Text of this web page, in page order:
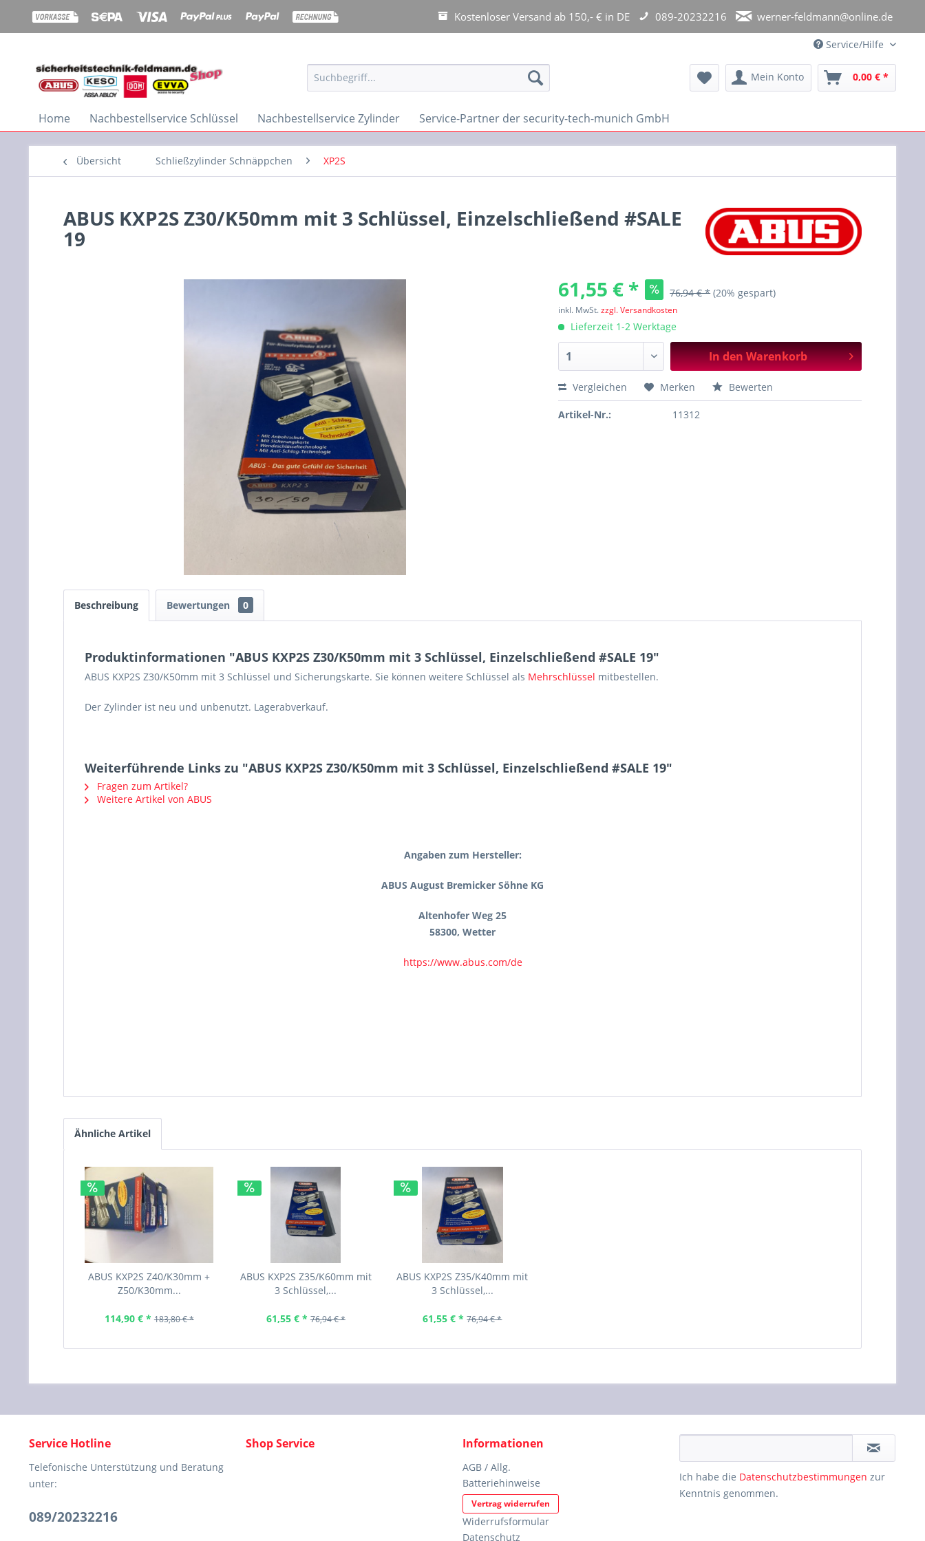
Kostenloser Versand ab 150,- € in DE 089-20232216 werner-feldmann@online.de
Service/Hilfe
Mein Konto 0,00 € *
Home Nachbestellservice Schlüssel Nachbestellservice Zylinder Service-Partner der security-tech-munich GmbH
Übersicht Schließzylinder Schnäppchen XP2S
ABUS KXP2S Z30/K50mm mit 3 Schlüssel, Einzelschließend #SALE
19
61,55 € *
76,94 € * (20% gespart)
inkl. MwSt.zzgl. Versandkosten
Lieferzeit 1-2 Werktage
In denWarenkorb
Vergleichen Merken Bewerten
Artikel-Nr.: 11312
Beschreibung Bewertungen 0
Produktinformationen "ABUS KXP2S Z30/K50mm mit 3 Schlüssel, Einzelschließend #SALE 19"
ABUS KXP2S Z30/K50mm mit 3 Schlüssel und Sicherungskarte. Sie können weitere Schlüssel als Mehrschlüssel mitbestellen.
Der Zylinder ist neu und unbenutzt. Lagerabverkauf.
Weiterführende Links zu "ABUS KXP2S Z30/K50mm mit 3 Schlüssel, Einzelschließend #SALE 19"
Fragen zum Artikel?
Weitere Artikel von ABUS
Angaben zum Hersteller:
ABUS August Bremicker Söhne KG
Altenhofer Weg 25
58300, Wetter
https://www.abus.com/de
Ähnliche Artikel
ABUS KXP2S Z40/K30mm +
Z50/K30mm...
114,90 € * 183,80 € *
ABUS KXP2S Z35/K60mm mit
3 Schlüssel,...
61,55 € * 76,94 € *
ABUS KXP2S Z35/K40mm mit
3 Schlüssel,...
61,55 € * 76,94 € *
Service Hotline
Telefonische Unterstützung und Beratung
unter:
089/20232216
Shop Service Informationen
AGB / Allg.
Batteriehinweise
Vertrag widerrufen
Widerrufsformular
Datenschutz
Ich habe die Datenschutzbestimmungen zur
Kenntnis genommen.